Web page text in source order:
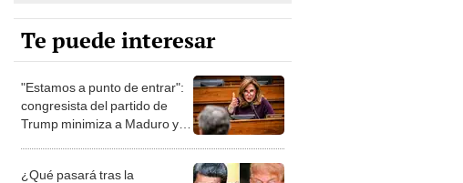
Te puede interesar
"Estamos a punto de entrar":
congresista del partido de
Trump minimiza a Maduro y
¿Qué pasará tras la